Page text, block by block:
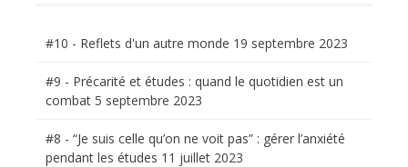
#10 - Reflets d'un autre monde 19 septembre 2023
#9 - Précarité et études : quand le quotidien est un
combat 5 septembre 2023
#8 - “Je suis celle qu’on ne voit pas” : gérer l’anxiété
pendant les études 11 juillet 2023